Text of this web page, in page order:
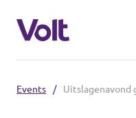
Volt
Events / Uitslagenavond